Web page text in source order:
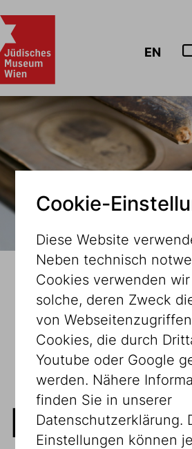
EN
PROVENIENZFORSCHUNG
Cookie-
Diese Website
Neben technisch
Cookies verwenden
solche, deren Zweck
von
Cookies, die durch
Youtube oder Google
werden. Nähere
finden Sie in unserer
Datenschutzerklärung.
Einstellungen können